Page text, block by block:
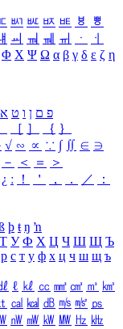
ㅴ ㅵ ㅶ ㅷ ㅸ
ㅹ
ㆉ ㆊ ㆋ ㆌ ㆍ
ㆎ
Φ Χ Ψ Ω α β γ δ ε ζ η
פ ם ן ו ט א
［ ］ ｛ ｝
√ ∽ ∝ ∵ ∫ ∬ ∈ ∋
－ ＜ ＝
＞
¿ ː ！ ＇ ， ． ／
：
þ ŧ ŋ ŉ
Т У Ф Х Ц Ч Ш Щ Ъ
р с т у ф х ц ч ш щ ъ
ℓ ㎘ ㏄ ㎣ ㎤ ㎥ ㎦
㎈ ㎉ ㏈ ㎧ ㎨ ㎰
㎻ ㎽ ㎾ ㎿ ㎐ ㎑